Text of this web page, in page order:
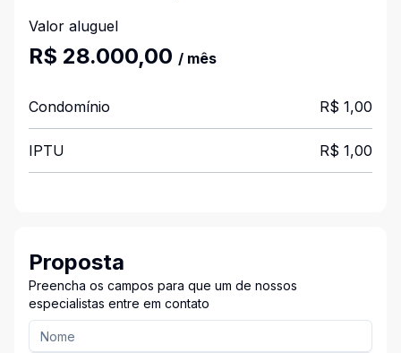
Valor aluguel
R$ 28.000,00 / mês
Condomínio R$ 1,00
IPTU R$ 1,00
Proposta
Preencha os campos para que um de nossos
especialistas entre em contato